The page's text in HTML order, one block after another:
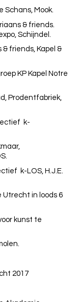
Schans, Mook.
& friends.
Schijndel.
& friends, Kapel &
KP Kapel Notre
Prodentfabriek,
k-
k-LOS, H.J.E.
Utrecht in loods 6
kunst te
2017